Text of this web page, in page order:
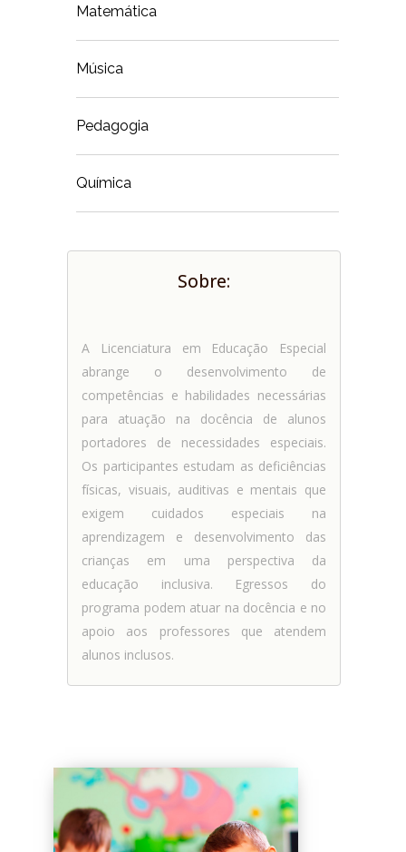
Matemática
Música
Pedagogia
Química
Sobre:
A Licenciatura em Educação Especial
abrange o desenvolvimento de
competências e habilidades necessárias
para atuação na docência de alunos
portadores de necessidades especiais.
Os participantes estudam as deficiências
físicas, visuais, auditivas e mentais que
exigem cuidados especiais na
aprendizagem e desenvolvimento das
crianças em uma perspectiva da
educação inclusiva. Egressos do
programa podem atuar na docência e no
apoio aos professores que atendem
alunos inclusos.